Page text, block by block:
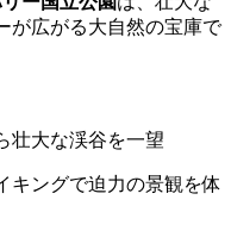
が広がる大自然の宝庫で
壮大な渓谷を一望
キングで迫力の景観を体